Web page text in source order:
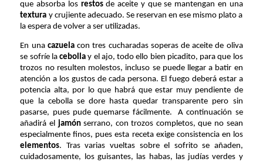
que absorba losrestosde aceite y que se mantengan en una
textura y crujiente adecuado. Se reservan en ese mismo plato a
la espera de volver a ser utilizadas.
En una cazuelacon tres cucharadas soperas de aceite de oliva
se sofríe lacebollay el ajo, todo ello bien picadito, para que los
trozos no resulten molestos, incluso se puede llegar a batir en
atención a los gustos de cada persona. El fuego deberá estar a
potencia alta, por lo que habrá que estar muy pendiente de
que la cebolla se dore hasta quedar transparente pero sin
pasarse, pues pude quemarse fácilmente. A continuación se
añadirá el jamónserrano, con trozos completos, que no sean
especialmente finos, pues esta receta exige consistencia en los
elementos. Tras varias vueltas sobre el sofrito se añaden,
cuidadosamente, los guisantes, las habas, las judías verdes y